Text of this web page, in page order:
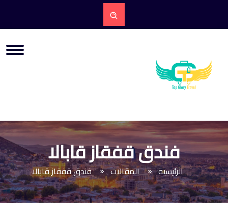
فندق قفقاز قابالا
الرئيسية المقالات فندق قفقاز قابالا